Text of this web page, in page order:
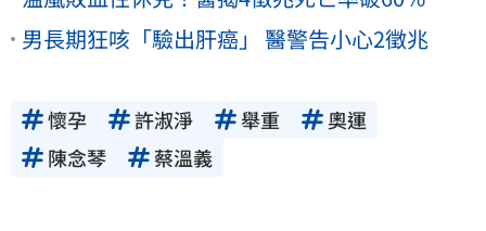
男長期狂咳「驗出肝癌」 醫警告小心2徵兆
懷孕 許淑淨 舉重
奧運
陳念琴
蔡溫義